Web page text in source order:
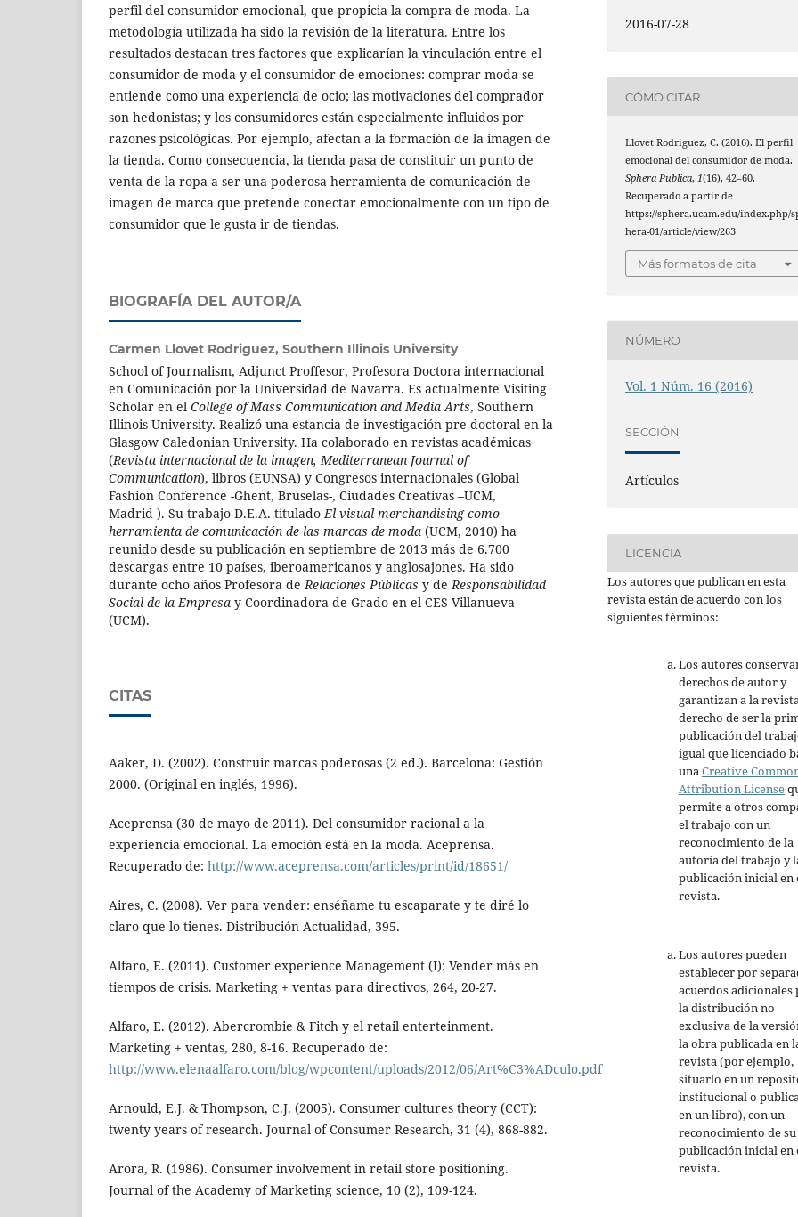
perfil del consumidor emocional, que propicia la compra de moda. La
metodología utilizada ha sido la revisión de la literatura. Entre los
resultados destacan tres factores que explicarían la vinculación entre el
consumidor de moda y el consumidor de emociones: comprar moda se
entiende como una experiencia de ocio; las motivaciones del comprador
son hedonistas; y los consumidores están especialmente influidos por
razones psicológicas. Por ejemplo, afectan a la formación de la imagen de
la tienda. Como consecuencia, la tienda pasa de constituir un punto de
venta de la ropa a ser una poderosa herramienta de comunicación de
imagen de marca que pretende conectar emocionalmente con un tipo de
consumidor que le gusta ir de tiendas.
BIOGRAFÍA DEL AUTOR/A
Carmen Llovet Rodriguez, Southern Illinois University
School of Journalism, Adjunct Proffesor, Profesora Doctora internacional
en Comunicación por la Universidad de Navarra. Es actualmente Visiting
Scholar en el College of Mass Communication and Media Arts, Southern
Illinois University. Realizó una estancia de investigación pre doctoral en la
Glasgow Caledonian University. Ha colaborado en revistas académicas
(Revista internacional de la imagen, Mediterranean Journal of
Communication), libros (EUNSA) y Congresos internacionales (Global
Fashion Conference -Ghent, Bruselas-, Ciudades Creativas –UCM,
Madrid-). Su trabajo D.E.A. tituladoEl visual merchandising como
herramienta de comunicación de las marcas de moda (UCM, 2010) ha
reunido desde su publicación en septiembre de 2013 más de 6.700
descargas entre 10 países, iberoamericanos y anglosajones. Ha sido
durante ocho años Profesora deRelaciones Públicas y deResponsabilidad
Social de la Empresa y Coordinadora de Grado en el CES Villanueva
(UCM).
CITAS
Aaker, D. (2002). Construir marcas poderosas (2 ed.). Barcelona: Gestión
2000. (Original en inglés, 1996).
Aceprensa (30 de mayo de 2011). Del consumidor racional a la
experiencia emocional. La emoción está en la moda. Aceprensa.
Recuperado de: http://www.aceprensa.com/articles/print/id/18651/
Aires, C. (2008). Ver para vender: enséñame tu escaparate y te diré lo
claro que lo tienes. Distribución Actualidad, 395.
Alfaro, E. (2011). Customer experience Management (I): Vender más en
tiempos de crisis. Marketing + ventas para directivos, 264, 20-27.
Alfaro, E. (2012). Abercrombie & Fitch y el retail enterteinment.
Marketing + ventas, 280, 8-16. Recuperado de:
http://www.elenaalfaro.com/blog/wpcontent/uploads/2012/06/Art%C3%ADculo.pdf
Arnould, E.J. & Thompson, C.J. (2005). Consumer cultures theory (CCT):
twenty years of research. Journal of Consumer Research, 31 (4), 868-882.
Arora, R. (1986). Consumer involvement in retail store positioning.
Journal of the Academy of Marketing science, 10 (2), 109-124.
2016-07-28
CÓMO CITAR
Llovet Rodriguez, C. (2016). El perfil
emocional del consumidor de moda.
Sphera Publica,1(16), 42–60.
Recuperado a partir de
https://sphera.ucam.edu/index.php/
hera-01/article/view/263
Más formatos de cita
NÚMERO
Vol. 1 Núm. 16 (2016)
SECCIÓN
Artículos
LICENCIA
Los autores que publican en esta
revista están de acuerdo con los
siguientes términos:
Los autores
derechos de autor y
garantizan a la
derecho de ser la
publicación del
igual que licenciado
unaCreative
Attribution License
permite a otros
el trabajo con un
reconocimiento de la
autoría del trabajo y
publicación inicial en
revista.
Los autores pueden
establecer por
acuerdos adicionales
la distribución no
exclusiva de la
la obra publicada en
revista (por ejemplo,
situarlo en un
institucional o
en un libro), con un
reconocimiento de su
publicación inicial en
revista.